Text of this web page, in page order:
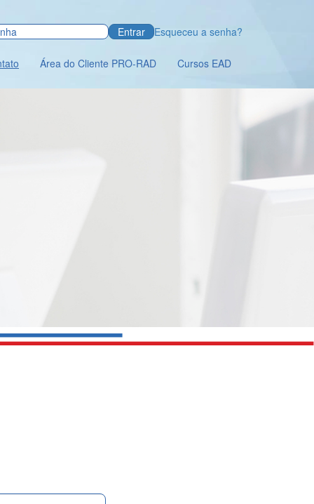
Entrar Esqueceu a senha?
Área do Cliente PRO-RAD Cursos EAD